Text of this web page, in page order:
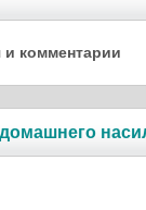
и комментарии